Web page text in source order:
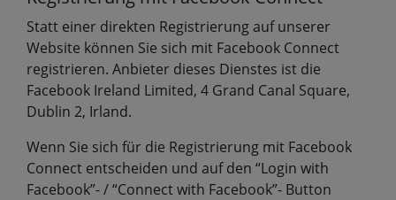
Statt einer direkten Registrierung auf unserer
Website können Sie sich mit Facebook Connect
registrieren. Anbieter dieses Dienstes ist die
Facebook Ireland Limited, 4 Grand Canal Square,
Dublin 2, Irland.
Wenn Sie sich für die Registrierung mit Facebook
Connect entscheiden und auf den “Login with
Facebook”- / “Connect with Facebook”- Button